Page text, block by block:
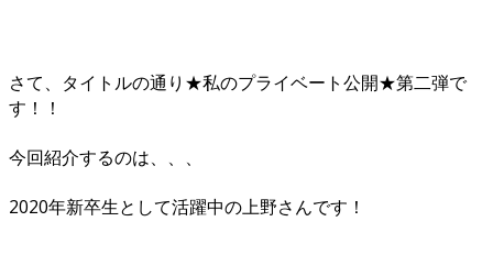
さて、タイトルの通り★私のプライベート公開★第二弾で
す！！
今回紹介するのは、、、
2020年新卒生として活躍中の上野さんです！